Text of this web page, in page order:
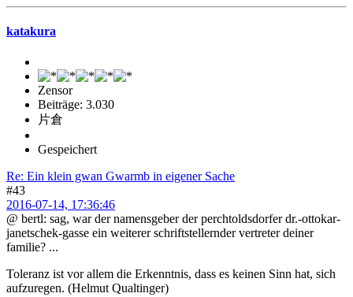
katakura
Zensor
Beiträge: 3.030
片倉
Gespeichert
Re: Ein klein gwan Gwarmb in eigener Sache
#43
2016-07-14, 17:36:46
@ bertl: sag, war der namensgeber der perchtoldsdorfer dr.-ottokar-
janetschek-gasse ein weiterer schriftstellernder vertreter deiner
familie? ...
Toleranz ist vor allem die Erkenntnis, dass es keinen Sinn hat, sich
aufzuregen. (Helmut Qualtinger)